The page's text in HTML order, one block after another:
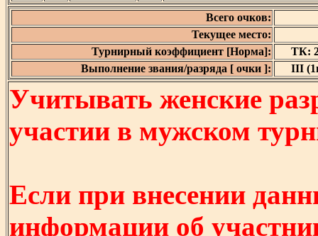
Всего очков:
Текущее место:
Турнирный коэффициент [Норма]:
ТК:
Выполнение звания/разряда [ очки ]:
III
Учитывать женские
участии в мужском
Если при внесении
информации об